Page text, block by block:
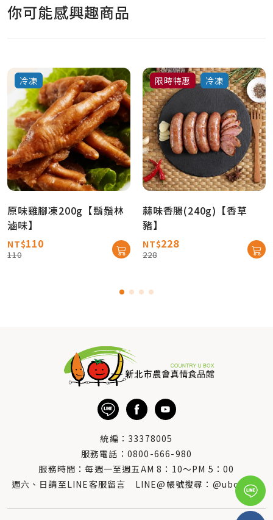
你可能感興趣商品
冷凍
原味雞腳凍200g【鬍鬚林
滷味】
NT$110
110
限時特惠 冷凍
蒜味香腸(240g)【香草
豬】
NT$228
228
統編：33378005
服務電話： 0800-666-980
服務時間：每週一至週五AM 8：10～PM 5：00
週六、日請至LINE客服留言 LINE@帳號搜尋：@uboxorg